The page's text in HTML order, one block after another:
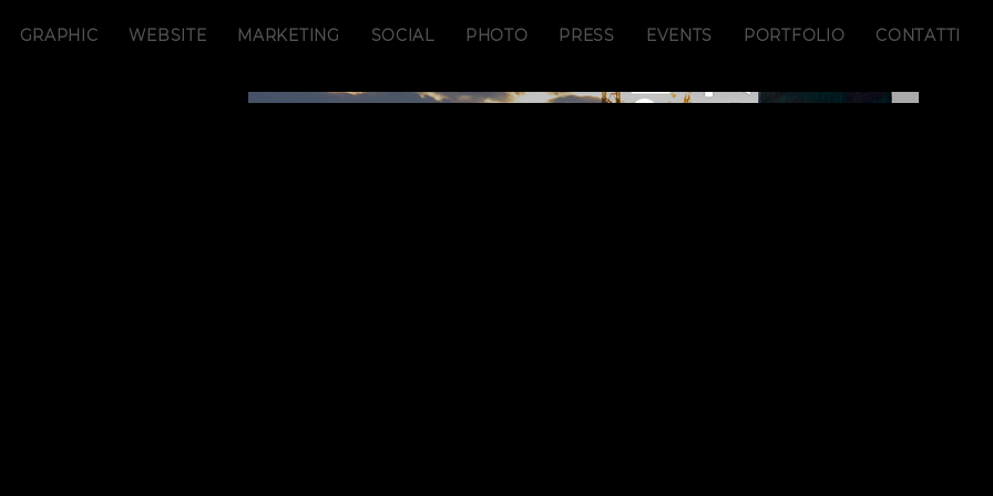
GRAPHIC WEBSITE MARKETING SOCIAL PHOTO PRESS EVENTS PORTFOLIO CONTATTI